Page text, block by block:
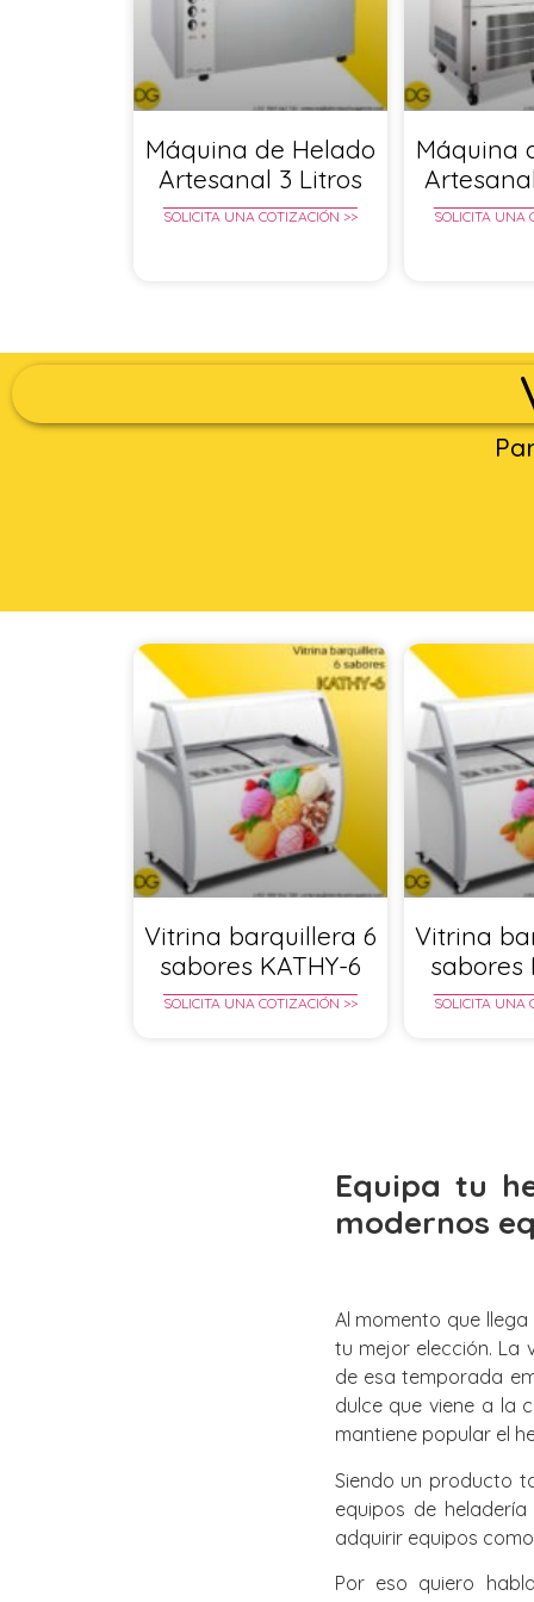
Máquina de Helado
Artesanal 3 Litros
SOLICITA UNA COTIZACIÓN >>
Máquina
SOLICITA UNA
Vitrina barquillera 6
sabores KATHY-6
SOLICITA UNA COTIZACIÓN >>
Vitrina
sabores
SOLICITA UNA
Equipa tu
modernos
Al momento que
tu mejor elección. La
de esa temporada
dulce que viene a la
mantiene popular el
Siendo un producto
equipos de
adquirir equipos
Por eso quiero